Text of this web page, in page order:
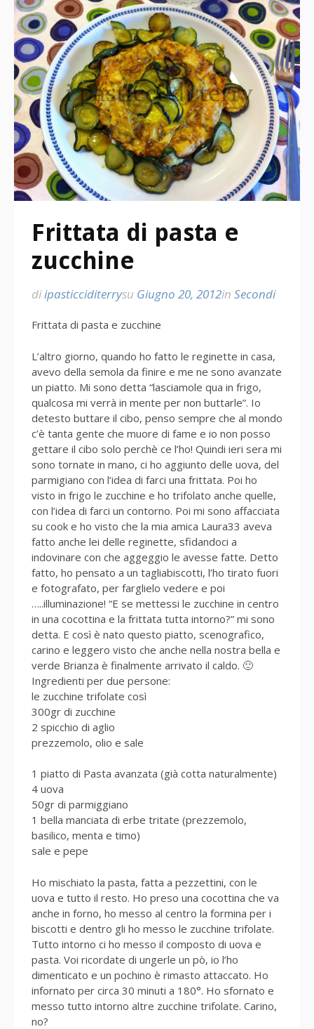
Frittata di pasta e
zucchine
diipasticciditerrysu Giugno 20, 2012in Secondi
Frittata di pasta e zucchine
L’altro giorno, quando ho fatto le reginette in casa,
avevo della semola da finire e me ne sono avanzate
un piatto. Mi sono detta “lasciamole qua in frigo,
qualcosa mi verrà in mente per non buttarle”. Io
detesto buttare il cibo, penso sempre che al mondo
c’è tanta gente che muore di fame e io non posso
gettare il cibo solo perchè ce l’ho! Quindi ieri sera mi
sono tornate in mano, ci ho aggiunto delle uova, del
parmigiano con l’idea di farci una frittata. Poi ho
visto in frigo le zucchine e ho trifolato anche quelle,
con l’idea di farci un contorno. Poi mi sono affacciata
su cook e ho visto che la mia amica Laura33 aveva
fatto anche lei delle reginette, sfidandoci a
indovinare con che aggeggio le avesse fatte. Detto
fatto, ho pensato a un tagliabiscotti, l’ho tirato fuori
e fotografato, per farglielo vedere e poi
…..illuminazione! “E se mettessi le zucchine in centro
in una cocottina e la frittata tutta intorno?” mi sono
detta. E così è nato questo piatto, scenografico,
carino e leggero visto che anche nella nostra bella e
verde Brianza è finalmente arrivato il caldo. 🙂
Ingredienti per due persone:
le zucchine trifolate così
300gr di zucchine
2 spicchio di aglio
prezzemolo, olio e sale
1 piatto di Pasta avanzata (già cotta naturalmente)
4 uova
50gr di parmiggiano
1 bella manciata di erbe tritate (prezzemolo,
basilico, menta e timo)
sale e pepe
Ho mischiato la pasta, fatta a pezzettini, con le
uova e tutto il resto. Ho preso una cocottina che va
anche in forno, ho messo al centro la formina per i
biscotti e dentro gli ho messo le zucchine trifolate.
Tutto intorno ci ho messo il composto di uova e
pasta. Voi ricordate di ungerle un pò, io l’ho
dimenticato e un pochino è rimasto attaccato. Ho
infornato per circa 30 minuti a 180°. Ho sfornato e
messo tutto intorno altre zucchine trifolate. Carino,
no?